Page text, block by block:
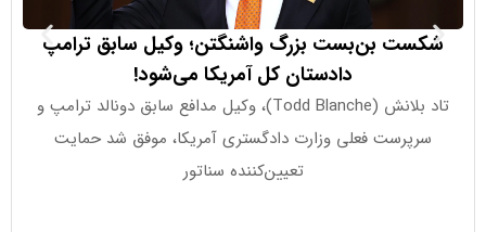
بن‌بست بزرگ واشنگتن؛ وکیل سابق ترامپ
دادستان کل آمریکا می‌شود!
تاد بلانش (Todd Blanche)، وکیل مدافع سابق دونالد ترامپ و
فعلی وزارت دادگستری آمریکا، موفق شد حمایت
تعیین‌کننده سناتور
بازار طلا